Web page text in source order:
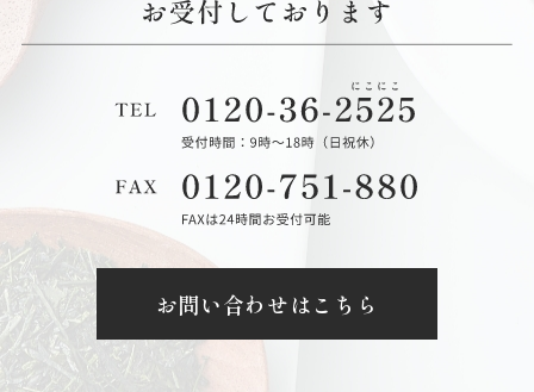
お問い合わせはこちら